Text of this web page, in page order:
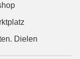
Dielen